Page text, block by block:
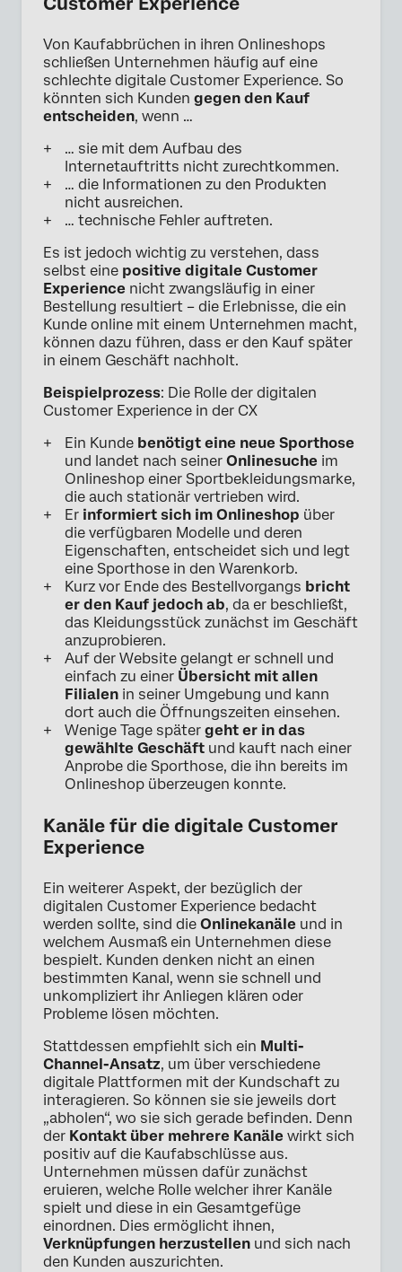
Von Kaufabbrüchen in ihren Onlineshops
schließen Unternehmen häufig auf eine
schlechte digitale Customer Experience. So
könnten sich Kunden gegen den Kauf
entscheiden, wenn …
… sie mit dem Aufbau des
Internetauftritts nicht zurechtkommen.
… die Informationen zu den Produkten
nicht ausreichen.
… technische Fehler auftreten.
Es ist jedoch wichtig zu verstehen, dass
selbst eine positive digitale Customer
Experience nicht zwangsläufig in einer
Bestellung resultiert – die Erlebnisse, die ein
Kunde online mit einem Unternehmen macht,
können dazu führen, dass er den Kauf später
in einem Geschäft nachholt.
Beispielprozess: Die Rolle der digitalen
Customer Experience in der CX
Ein Kunde benötigt eine neue Sporthose
und landet nach seiner Onlinesuche im
Onlineshop einer Sportbekleidungsmarke,
die auch stationär vertrieben wird.
Er informiert sich im Onlineshop über
die verfügbaren Modelle und deren
Eigenschaften, entscheidet sich und legt
eine Sporthose in den Warenkorb.
Kurz vor Ende des Bestellvorgangs bricht
er den Kauf jedoch ab, da er beschließt,
das Kleidungsstück zunächst im Geschäft
anzuprobieren.
Auf der Website gelangt er schnell und
einfach zu einer Übersicht mit allen
Filialen in seiner Umgebung und kann
dort auch die Öffnungszeiten einsehen.
Wenige Tage später geht er in das
gewählte Geschäft und kauft nach einer
Anprobe die Sporthose, die ihn bereits im
Onlineshop überzeugen konnte.
Kanäle für die digitale Customer
Experience
Ein weiterer Aspekt, der bezüglich der
digitalen Customer Experience bedacht
werden sollte, sind die Onlinekanäle und in
welchem Ausmaß ein Unternehmen diese
bespielt. Kunden denken nicht an einen
bestimmten Kanal, wenn sie schnell und
unkompliziert ihr Anliegen klären oder
Probleme lösen möchten.
Stattdessen empfiehlt sich ein Multi-
Channel-Ansatz, um über verschiedene
digitale Plattformen mit der Kundschaft zu
interagieren. So können sie sie jeweils dort
„abholen“, wo sie sich gerade befinden. Denn
der Kontakt über mehrere Kanäle wirkt sich
positiv auf die Kaufabschlüsse aus.
Unternehmen müssen dafür zunächst
eruieren, welche Rolle welcher ihrer Kanäle
spielt und diese in ein Gesamtgefüge
einordnen. Dies ermöglicht ihnen,
Verknüpfungen herzustellen und sich nach
den Kunden auszurichten.